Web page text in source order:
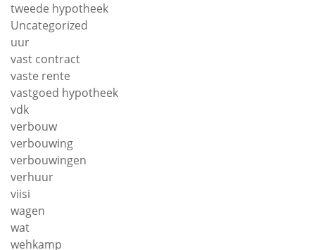
tweede hypotheek
Uncategorized
uur
vast contract
vaste rente
vastgoed hypotheek
vdk
verbouw
verbouwing
verbouwingen
verhuur
viisi
wagen
wat
wehkamp